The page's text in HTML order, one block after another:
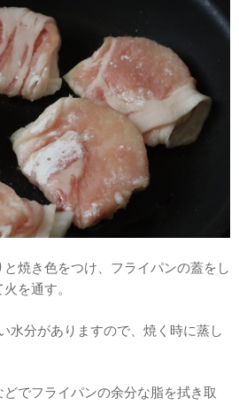
焼き色をつけ、フライパンの蓋をし
を通す。
水分がありますので、焼く時に蒸し
でフライパンの余分な脂を拭き取